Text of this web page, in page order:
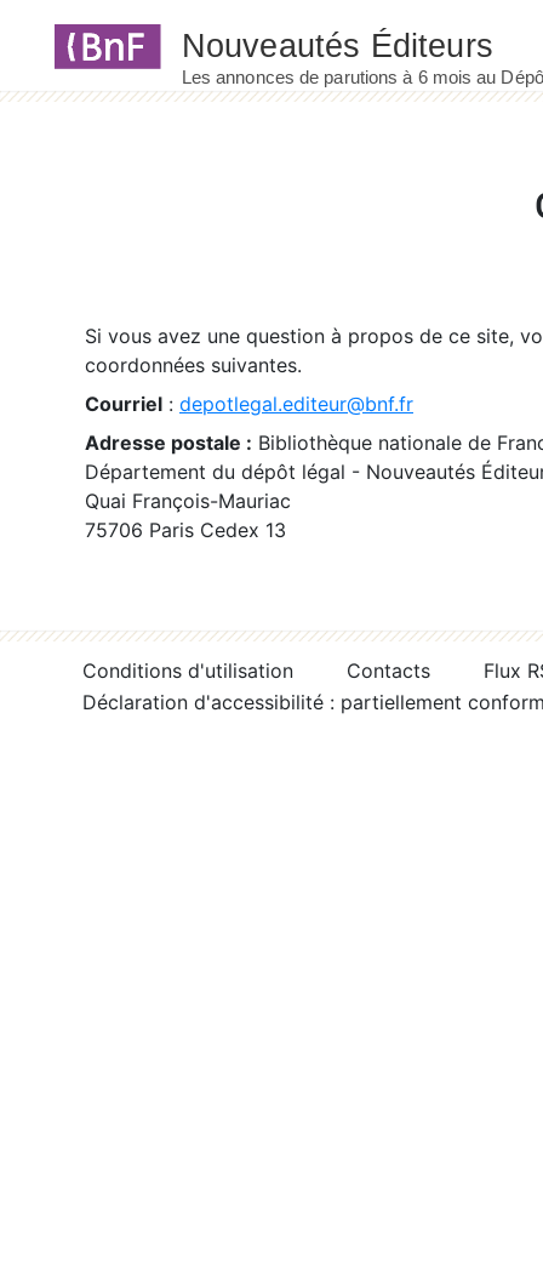
Si vous avez une question à propos de ce site,
coordonnées suivantes.
Courriel : depotlegal.editeur@bnf.fr
Adresse postale : Bibliothèque nationale de
Département du dépôt légal - Nouveautés
Quai François-Mauriac
75706 Paris Cedex 13
Conditions d'utilisation Contacts
Flux
Déclaration d'accessibilité : partiellement